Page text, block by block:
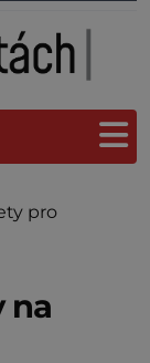
pro
na